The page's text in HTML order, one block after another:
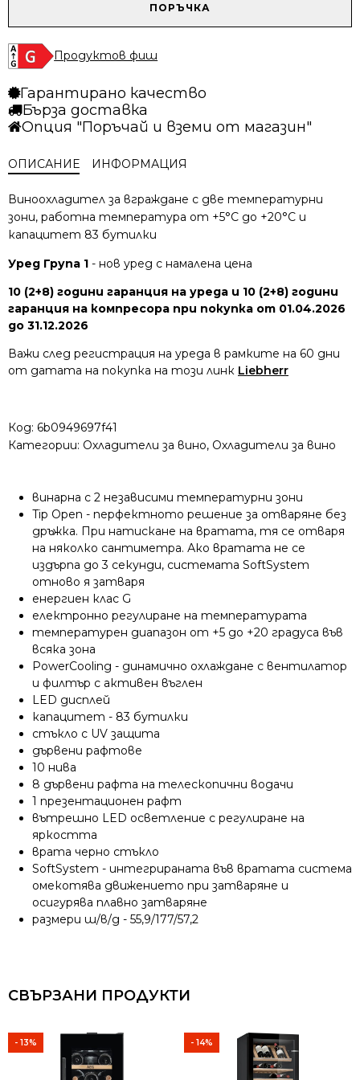
за
вино
Liebherr
EWTgb
3583
ПОРЪЧКА
Продуктов фиш
Гарантирано качество
Бърза доставка
Опция "Поръчай и вземи от магазин"
ОПИСАНИЕ ИНФОРМАЦИЯ
Виноохладител за вграждане с две температурни
зони, работна температура от +5°C до +20°C и
капацитет 83 бутилки
Уред Група 1 - нов уред с намалена цена
10 (2+8) години гаранция на уреда и 10 (2+8) години
гаранция на компресора при покупка от 01.04.2026
до 31.12.2026
Важи след регистрация на уреда в рамките на 60 дни
от датата на покупка на този линк Liebherr
Код: 6b0949697f41
Категории: Охладители за вино, Охладители за вино
винарна с 2 независими температурни зони
Tip Оpen - перфектното решение за отваряне без
дръжка. При натискане на вратата, тя се отваря
на няколко сантиметра. Ако вратата не се
издърпа до 3 секунди, системата SoftSystem
отново я затваря
енергиен клас G
електронно регулиране на температурата
температурен диапазон от +5 до +20 градуса във
всяка зона
PowerCooling - динамично охлаждане с вентилатор
и филтър с активен въглен
LED дисплей
капацитет - 83 бутилки
стъкло с UV защита
дървени рафтове
10 нива
8 дървени рафта на телескопични водачи
1 презентационен рафт
вътрешно LED осветление с регулиране на
яркостта
врата черно стъкло
SoftSystem - интегрираната във вратата система
омекотява движението при затваряне и
осигурява плавно затваряне
размери ш/в/д - 55,9/177/57,2
СВЪРЗАНИ ПРОДУКТИ
- 13% - 14%